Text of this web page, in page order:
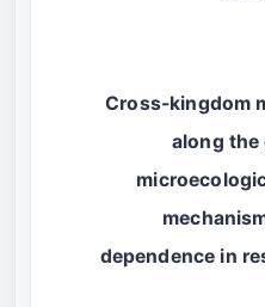
Cross-kingdom
along
dependence in